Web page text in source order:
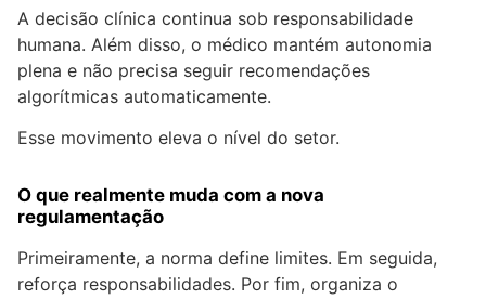
A decisão clínica continua sob responsabilidade
humana. Além disso, o médico mantém autonomia
plena e não precisa seguir recomendações
algorítmicas automaticamente.
Esse movimento eleva o nível do setor.
O que realmente muda com a nova
regulamentação
Primeiramente, a norma define limites. Em seguida,
reforça responsabilidades. Por fim, organiza o